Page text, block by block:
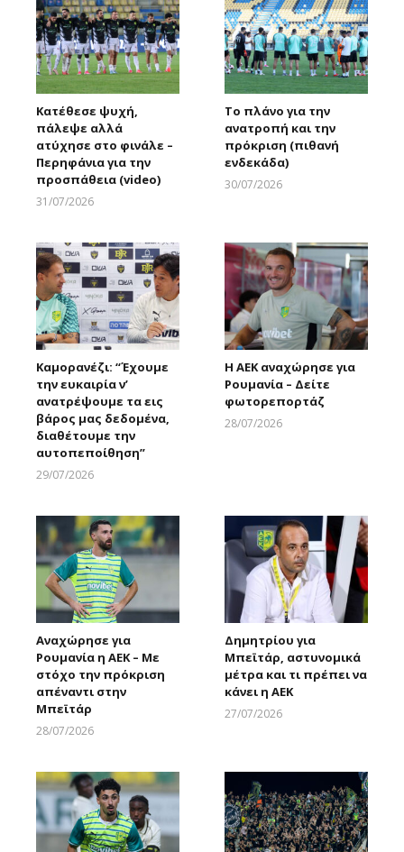
Κατέθεσε ψυχή,
πάλεψε αλλά
ατύχησε στο φινάλε –
Περηφάνια για την
προσπάθεια (video)
31/07/2026
Το πλάνο για την
ανατροπή και την
πρόκριση (πιθανή
ενδεκάδα)
30/07/2026
Καμορανέζι: “Έχουμε
την ευκαιρία ν’
ανατρέψουμε τα εις
βάρος μας δεδομένα,
διαθέτουμε την
αυτοπεποίθηση”
29/07/2026
Η ΑΕΚ αναχώρησε για
Ρουμανία – Δείτε
φωτορεπορτάζ
28/07/2026
Αναχώρησε για
Ρουμανία η ΑΕΚ – Με
στόχο την πρόκριση
απέναντι στην
Μπεϊτάρ
28/07/2026
Δημητρίου για
Μπεϊτάρ, αστυνομικά
μέτρα και τι πρέπει να
κάνει η ΑΕΚ
27/07/2026